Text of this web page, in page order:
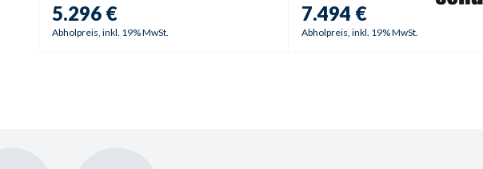
5.296 €
Abholpreis, inkl. 19% MwSt.
7.494 €
Abholpreis, inkl. 19% MwSt.